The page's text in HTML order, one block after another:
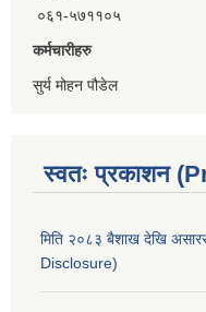
०६१-५७११०५
कर्मचारीहरु
सुर्य मोहन पौडेल
स्वतः प्रकाशन
मिति २०८३ बैशाख देखि
Disclosure)